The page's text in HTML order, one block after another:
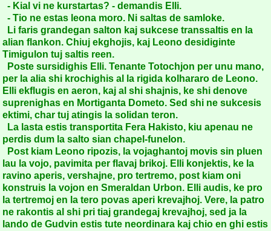
- Kial vi ne kurstartas? - demandis Elli.
- Tio ne estas leona moro. Ni saltas de samloke.
Li faris grandegan salton kaj sukcese transsaltis en la
alian flankon. Chiuj ekghojis, kaj Leono desidiginte
Timigulon tuj saltis reen.
Poste sursidighis Elli. Tenante Totochjon per unu mano,
per la alia shi krochighis al la rigida kolhararo de Leono.
Elli ekflugis en aeron, kaj al shi shajnis, ke shi denove
suprenighas en Mortiganta Dometo. Sed shi ne sukcesis
ektimi, char tuj atingis la solidan teron.
La lasta estis transportita Fera Hakisto, kiu apenau ne
perdis dum la salto sian chapel-funelon.
Post kiam Leono ripozis, la vojaghantoj movis sin pluen
lau la vojo, pavimita per flavaj brikoj. Elli konjektis, ke la
ravino aperis, vershajne, pro tertremo, post kiam oni
konstruis la vojon en Smeraldan Urbon. Elli audis, ke pro
la tertremoj en la tero povas aperi krevajhoj. Vere, la patro
ne rakontis al shi pri tiaj grandegaj krevajhoj, sed ja la
lando de Gudvin estis tute neordinara kaj chio en ghi estis